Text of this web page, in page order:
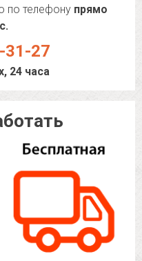
по телефону прямо
31-27
24 часа